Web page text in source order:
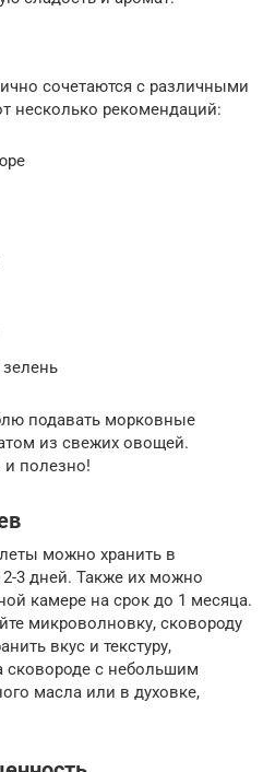
сочетаются с различными
несколько рекомендаций:
подавать морковные
из свежих овощей.
и полезно!
можно хранить в
3 дней. Также их можно
камере на срок до 1 месяца.
микроволновку, сковороду
вкус и текстуру,
сковороде с небольшим
масла или в духовке,